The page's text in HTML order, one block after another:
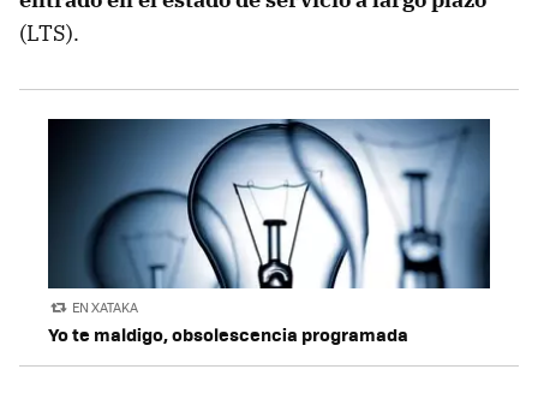
(LTS).
EN XATAKA
Yo te maldigo, obsolescencia programada